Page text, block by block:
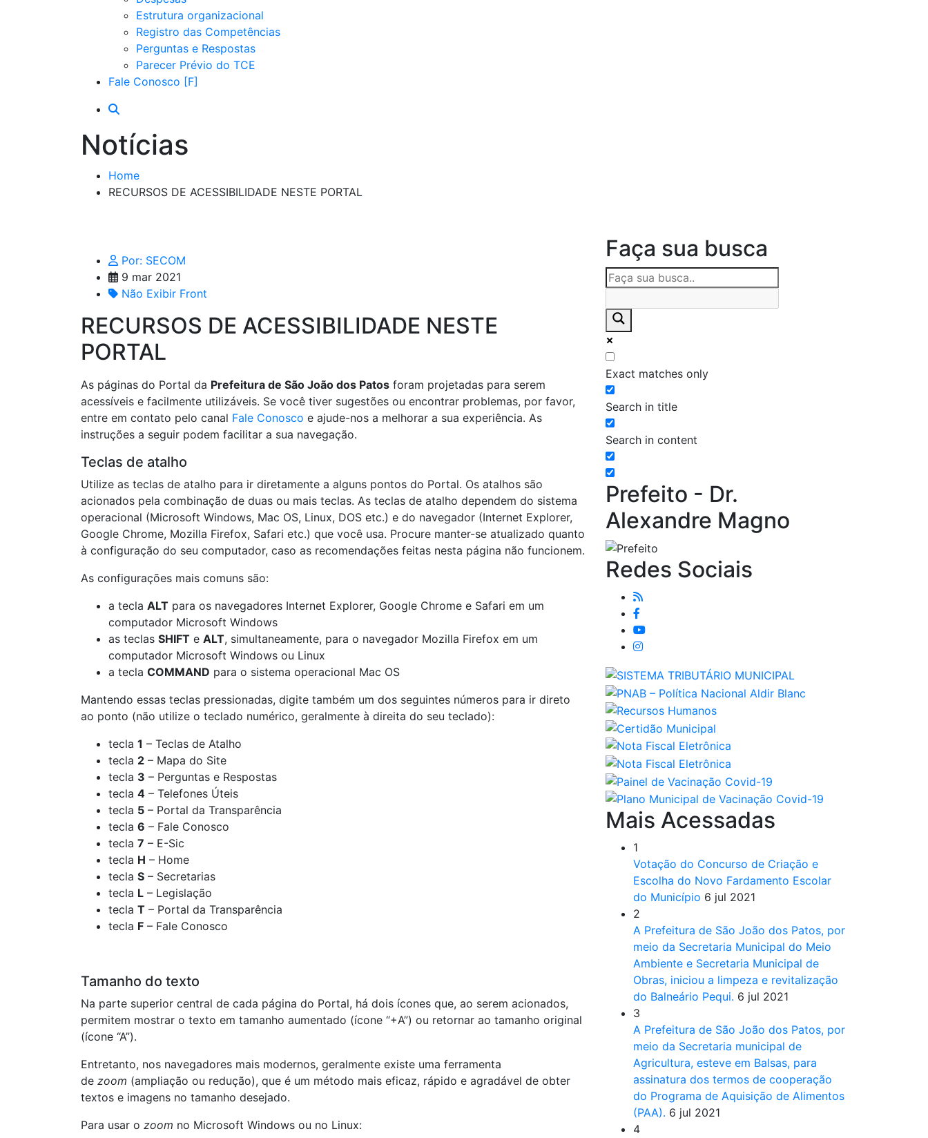
Estrutura organizacional
Registro das Competências
Perguntas e Respostas
Parecer Prévio do TCE
Fale Conosco
Notícias
Home
RECURSOS DE ACESSIBILIDADE NESTE PORTAL
Por: SECOM
9 mar 2021
Não Exibir Front
RECURSOS DE ACESSIBILIDADE NESTE
PORTAL
As páginas do Portal da Prefeitura de São João dos Patos foram projetadas para serem
acessíveis e facilmente utilizáveis. Se você tiver sugestões ou encontrar problemas, por favor,
entre em contato pelo canal Fale Conosco e ajude-nos a melhorar a sua experiência. As
instruções a seguir podem facilitar a sua navegação.
Teclas de atalho
Utilize as teclas de atalho para ir diretamente a alguns pontos do Portal. Os atalhos são
acionados pela combinação de duas ou mais teclas. As teclas de atalho dependem do sistema
operacional (Microsoft Windows, Mac OS, Linux, DOS etc.) e do navegador (Internet Explorer,
Google Chrome, Mozilla Firefox, Safari etc.) que você usa. Procure manter-se atualizado quanto
à configuração do seu computador, caso as recomendações feitas nesta página não funcionem.
As configurações mais comuns são:
a tecla ALT para os navegadores Internet Explorer, Google Chrome e Safari em um
computador Microsoft Windows
as teclas SHIFT e ALT, simultaneamente, para o navegador Mozilla Firefox em um
computador Microsoft Windows ou Linux
a tecla COMMAND para o sistema operacional Mac OS
Mantendo essas teclas pressionadas, digite também um dos seguintes números para ir direto
ao ponto (não utilize o teclado numérico, geralmente à direita do seu teclado):
tecla 1 – Teclas de Atalho
tecla 2 – Mapa do Site
tecla 3 – Perguntas e Respostas
tecla 4 – Telefones Úteis
tecla 5 – Portal da Transparência
tecla 6 – Fale Conosco
tecla 7 – E-Sic
tecla H – Home
tecla S – Secretarias
tecla L – Legislação
tecla T – Portal da Transparência
tecla F – Fale Conosco
Tamanho do texto
Na parte superior central de cada página do Portal, há dois ícones que, ao serem acionados,
permitem mostrar o texto em tamanho aumentado (ícone “+A”) ou retornar ao tamanho original
(ícone “A”).
Entretanto, nos navegadores mais modernos, geralmente existe uma ferramenta
de zoom (ampliação ou redução), que é um método mais eficaz, rápido e agradável de obter
textos e imagens no tamanho desejado.
Para usar o zoom no Microsoft Windows ou no Linux:
Faça sua busca
Exact matches only
Search in title
Search in content
Prefeito - Dr.
Alexandre Magno
Redes Sociais
Mais Acessadas
1
Votação do Concurso de Criação e
Escolha do Novo Fardamento Escolar
do Município 6 jul 2021
2
A Prefeitura de São João dos Patos, por
meio da Secretaria Municipal do Meio
Ambiente e Secretaria Municipal de
Obras, iniciou a limpeza e revitalização
do Balneário Pequi. 6 jul 2021
3
A Prefeitura de São João dos Patos, por
meio da Secretaria municipal de
Agricultura, esteve em Balsas, para
assinatura dos termos de cooperação
do Programa de Aquisição de Alimentos
(PAA). 6 jul 2021
4